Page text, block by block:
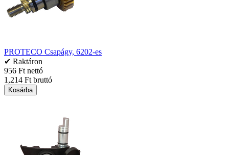
PROTECO Csapágy, 6202-es
✔ Raktáron
956 Ft nettó
1,214 Ft bruttó
Kosárba